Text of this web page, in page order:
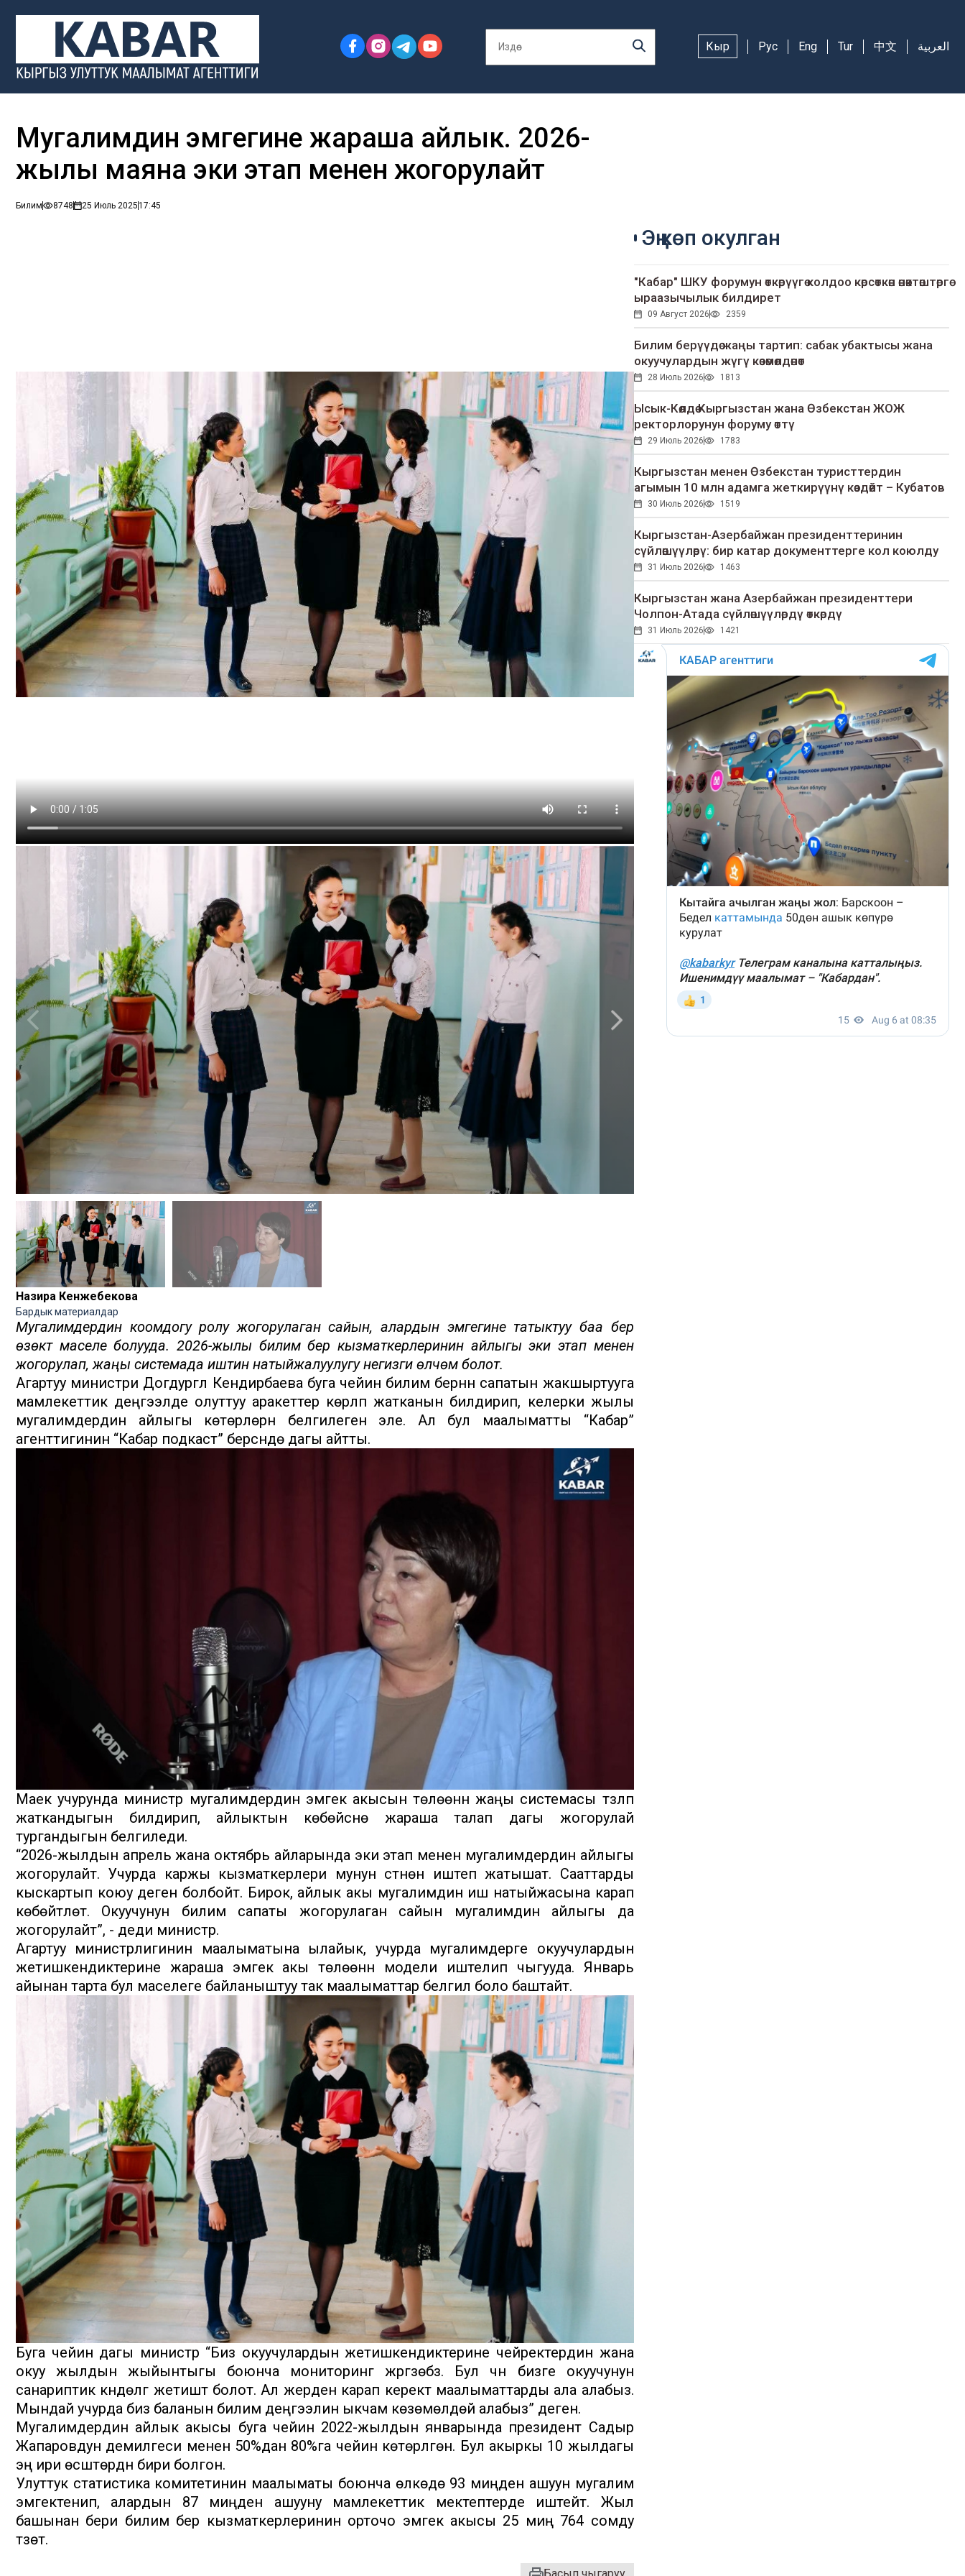
Кыр Рус Eng Tur 中文 العربية
Мугалимдин эмгегине жараша айлык. 2026-
жылы маяна эки этап менен жогорулайт
Билим 8748 25 Июль 202517:45
Назира Кенжебекова
Бардык материалдар
Мугалимдердин коомдогу ролу жогорулаган сайын, алардын эмгегине татыктуу баа берүү
өзөктүү маселе болууда. 2026-жылы билим берүү кызматкерлеринин айлыгы эки этап менен
жогорулап, жаңы системада иштин натыйжалуулугу негизги өлчөм болот.
Агартуу министри Догдургүл Кендирбаева буга чейин билим берүүнүн сапатын жакшыртууга
мамлекеттик деңгээлде олуттуу аракеттер көрүлүп жатканын билдирип, келерки жылы
мугалимдердин айлыгы көтөрүлөрүн белгилеген эле. Ал бул маалыматты “Кабар”
агенттигинин “Кабар подкаст” берүүсүндө дагы айтты.
Маек учурунда министр мугалимдердин эмгек акысын төлөөнүн жаңы системасы түзүлүп
жаткандыгын билдирип, айлыктын көбөйүүсүнө жараша талап дагы жогорулай
тургандыгын белгиледи.
“2026-жылдын апрель жана октябрь айларында эки этап менен мугалимдердин айлыгы
жогорулайт. Учурда каржы кызматкерлери мунун үстүнөн иштеп жатышат. Сааттарды
кыскартып коюу деген болбойт. Бирок, айлык акы мугалимдин иш натыйжасына карап
көбөйтүлөт. Окуучунун билим сапаты жогорулаган сайын мугалимдин айлыгы да
жогорулайт”, - деди министр.
Агартуу министрлигинин маалыматына ылайык, учурда мугалимдерге окуучулардын
жетишкендиктерине жараша эмгек акы төлөөнүн модели иштелип чыгууда. Январь
айынан тарта бул маселеге байланыштуу так маалыматтар белгилүү боло баштайт.
Буга чейин дагы министр “Биз окуучулардын жетишкендиктерине чейректердин жана
окуу жылдын жыйынтыгы боюнча мониторинг жүргүзөбүз. Бул үчүн бизге окуучунун
санариптик күндөлүгү жетиштүү болот. Ал жерден карап керектүү маалыматтарды ала алабыз.
Мындай учурда биз баланын билим деңгээлин ыкчам көзөмөлдөй алабыз” деген.
Мугалимдердин айлык акысы буга чейин 2022-жылдын январында президент Садыр
Жапаровдун демилгеси менен 50%дан 80%га чейин көтөрүлгөн. Бул акыркы 10 жылдагы
эң ири өсүштөрдүн бири болгон.
Улуттук статистика комитетинин маалыматы боюнча өлкөдө 93 миңден ашуун мугалим
эмгектенип, алардын 87 миңден ашууну мамлекеттик мектептерде иштейт. Жыл
башынан бери билим берүү кызматкерлеринин орточо эмгек акысы 25 миң 764 сомду
түзөт.
Эң көп окулган
"Кабар" ШКУ форумун өткөрүүгө колдоо көрсөткөн өнөктөштөргө
ыраазычылык билдирет
09 Август 2026 2359
Билим берүүдө жаңы тартип: сабак убактысы жана
окуучулардын жүгү көзөмөлдөнөт
28 Июль 2026 1813
Ысык-Көлдө Кыргызстан жана Өзбекстан ЖОЖ
ректорлорунун форуму өттү
29 Июль 2026 1783
Кыргызстан менен Өзбекстан туристтердин
агымын 10 млн адамга жеткирүүнү көздөйт – Кубатов
30 Июль 2026 1519
Кыргызстан-Азербайжан президенттеринин
сүйлөшүүлөрү: бир катар документтерге кол коюлду
31 Июль 2026 1463
Кыргызстан жана Азербайжан президенттери
Чолпон-Атада сүйлөшүүлөрдү өткөрдү
31 Июль 2026 1421